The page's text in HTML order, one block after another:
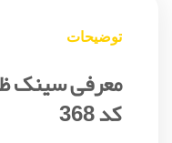
توضیحات
معرفی سینک
کد 368